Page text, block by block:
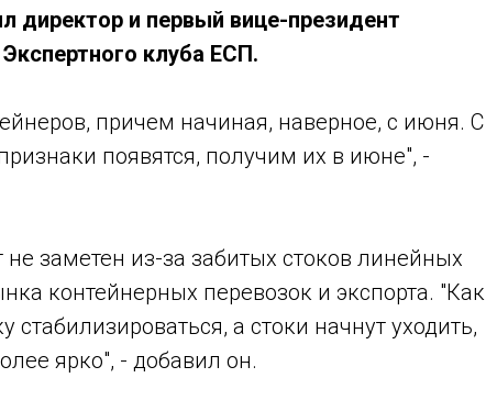
директор и первый вице-президент
клуба ЕСП.
причем начиная, наверное, с июня. С
появятся, получим их в июне", -
заметен из-за забитых стоков линейных
контейнерных перевозок и экспорта. "Как
стабилизироваться, а стоки начнут уходить,
ярко", - добавил он.